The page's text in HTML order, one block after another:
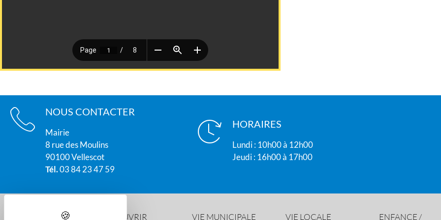
NOUS CONTACTER
Mairie
8 rue des Moulins
90100 Vellescot
Tél.03 84 23 47 59
HORAIRES
Lundi : 10h00 à 12h00
Jeudi : 16h00 à 17h00
DÉCOUVRIR VIE MUNICIPALE VIE LOCALE ENFANCE /